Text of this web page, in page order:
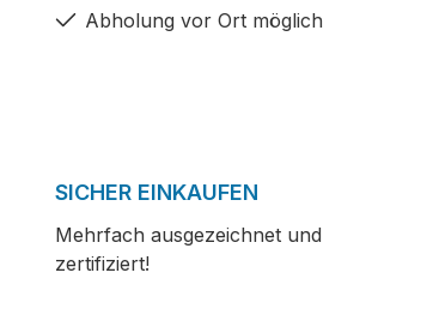
Abholung vor Ort möglich
SICHER EINKAUFEN
Mehrfach ausgezeichnet und
zertifiziert!